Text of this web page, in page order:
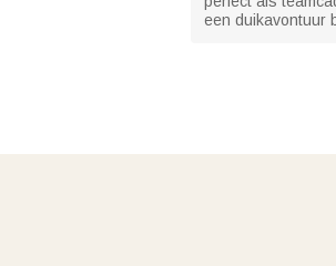
een duikavontuur